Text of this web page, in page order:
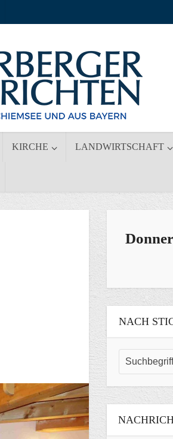
KIRCHE LANDWIRTSCHAFT
NACH